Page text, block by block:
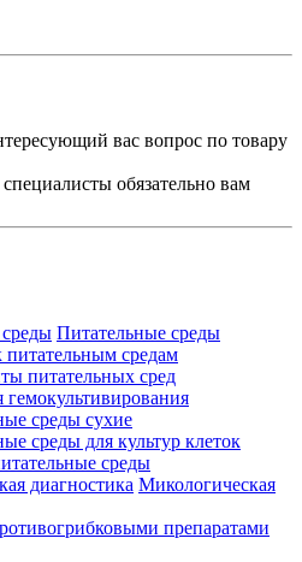
вас вопрос по товару
обязательно вам
Питательные среды
питательным средам
питательных сред
среды сухие
среды для культур клеток
среды
Микологическая
препаратами